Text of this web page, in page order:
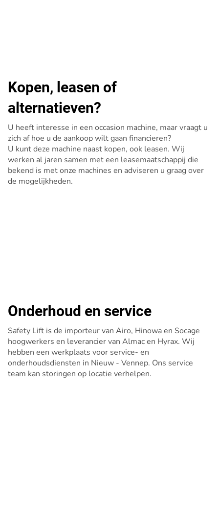
Onderhoud en service
Safety Lift is de importeur van Airo, Hinowa en Socage
hoogwerkers en leverancier van Almac en Hyrax. Wij
hebben een werkplaats voor service- en
onderhoudsdiensten in Nieuw - Vennep. Ons service
team kan storingen op locatie verhelpen.
Kopen, leasen of
alternatieven?
U heeft interesse in een occasion machine, maar vraagt u
zich af hoe u de aankoop wilt gaan financieren?
U kunt deze machine naast kopen, ook leasen. Wij
werken al jaren samen met een leasemaatschappij die
bekend is met onze machines en adviseren u graag over
de mogelijkheden.